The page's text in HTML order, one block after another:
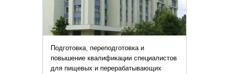
Подготовка, переподготовка и
повышение квалификации специалистов
для пищевых и перерабатывающих